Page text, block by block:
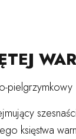
pielgrzymkowy
księstwa